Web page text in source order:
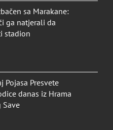
sa Marakane:
ga natjerali da
stadion
Pojasa Presvete
danas iz Hrama
Save